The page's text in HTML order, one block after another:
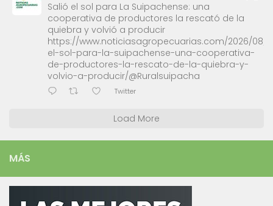
Salió el sol para La Suipachense: una
cooperativa de productores la rescató de la
quiebra y volvió a producir
https://www.noticiasagropecuarias.com/2026/08/
el-sol-para-la-suipachense-una-cooperativa-
de-productores-la-rescato-de-la-quiebra-y-
volvio-a-producir/@Ruralsuipacha
Twitter
Load More
MÁS